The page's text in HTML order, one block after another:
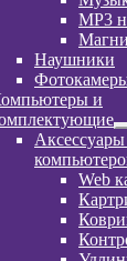
MP3
Наушники
и
Web